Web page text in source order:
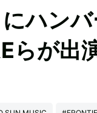
ハンバ
らが出